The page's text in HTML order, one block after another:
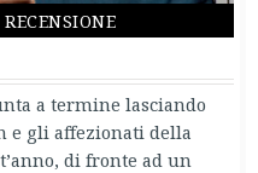
a termine lasciando
e gli affezionati della
di fronte ad un